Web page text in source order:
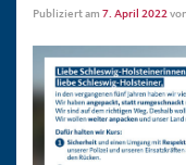
Publiziert am 7. April 2022